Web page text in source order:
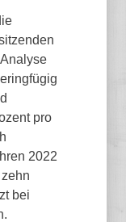
pro
2022
bei